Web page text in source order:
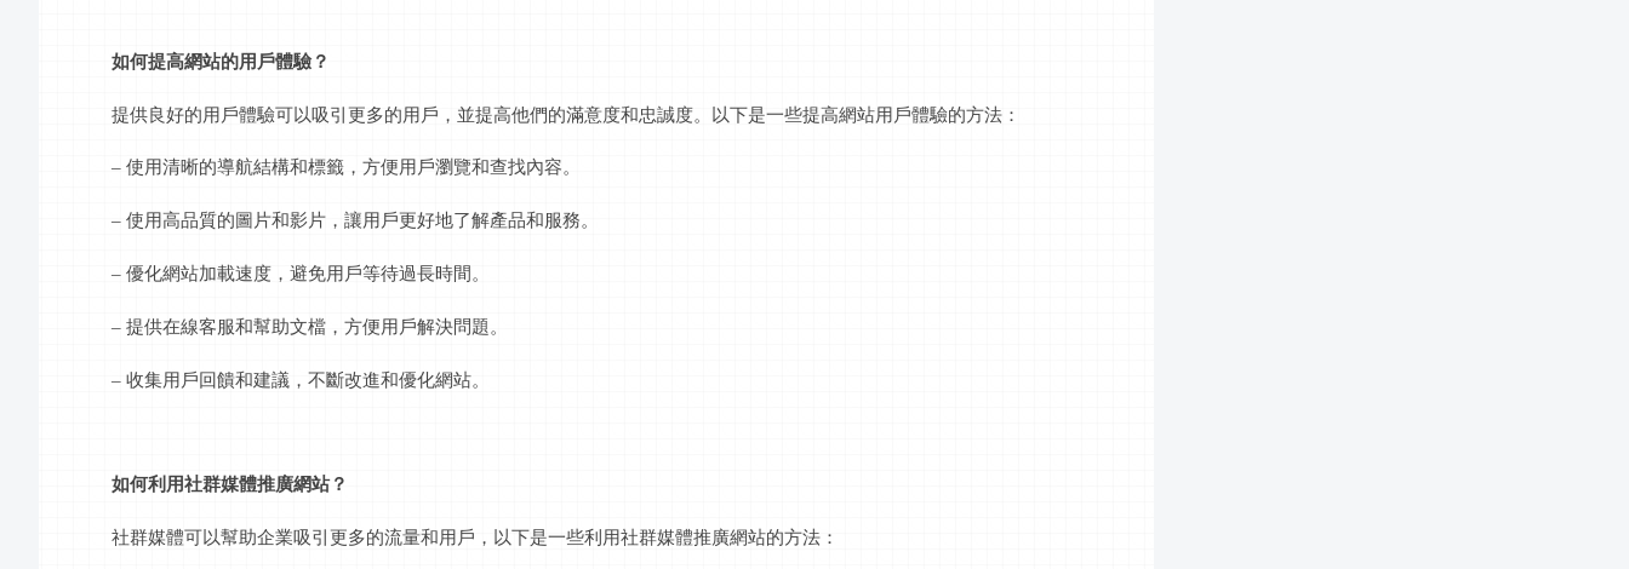
如何提高網站的用戶體驗？
提供良好的用戶體驗可以吸引更多的用戶，並提高他們的滿意度和忠誠度。以下是一些提高網站用戶體驗的方法：
– 使用清晰的導航結構和標籤，方便用戶瀏覽和查找內容。
– 使用高品質的圖片和影片，讓用戶更好地了解產品和服務。
– 優化網站加載速度，避免用戶等待過長時間。
– 提供在線客服和幫助文檔，方便用戶解決問題。
– 收集用戶回饋和建議，不斷改進和優化網站。
如何利用社群媒體推廣網站？
社群媒體可以幫助企業吸引更多的流量和用戶，以下是一些利用社群媒體推廣網站的方法：